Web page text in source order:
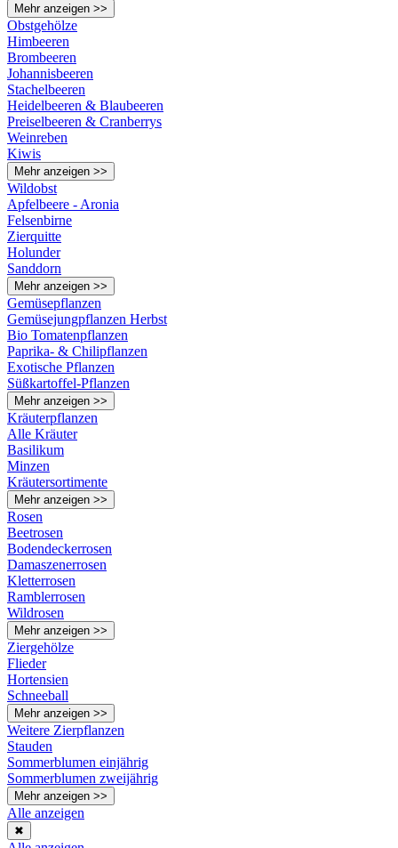
Mehr anzeigen >>
Obstgehölze
Himbeeren
Brombeeren
Johannisbeeren
Stachelbeeren
Heidelbeeren & Blaubeeren
Preiselbeeren & Cranberrys
Weinreben
Kiwis
Mehr anzeigen >>
Wildobst
Apfelbeere - Aronia
Felsenbirne
Zierquitte
Holunder
Sanddorn
Mehr anzeigen >>
Gemüsepflanzen
Gemüsejungpflanzen Herbst
Bio Tomatenpflanzen
Paprika- & Chilipflanzen
Exotische Pflanzen
Süßkartoffel-Pflanzen
Mehr anzeigen >>
Kräuterpflanzen
Alle Kräuter
Basilikum
Minzen
Kräutersortimente
Mehr anzeigen >>
Rosen
Beetrosen
Bodendeckerrosen
Damaszenerrosen
Kletterrosen
Ramblerrosen
Wildrosen
Mehr anzeigen >>
Ziergehölze
Flieder
Hortensien
Schneeball
Mehr anzeigen >>
Weitere Zierpflanzen
Stauden
Sommerblumen einjährig
Sommerblumen zweijährig
Mehr anzeigen >>
Alle anzeigen
✖